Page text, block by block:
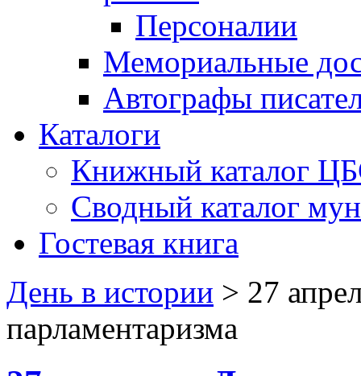
Персоналии
Мемориальные
Автографы
Каталоги
Книжный каталог
Сводный каталог
Гостевая книга
День в истории > 27
парламентаризма